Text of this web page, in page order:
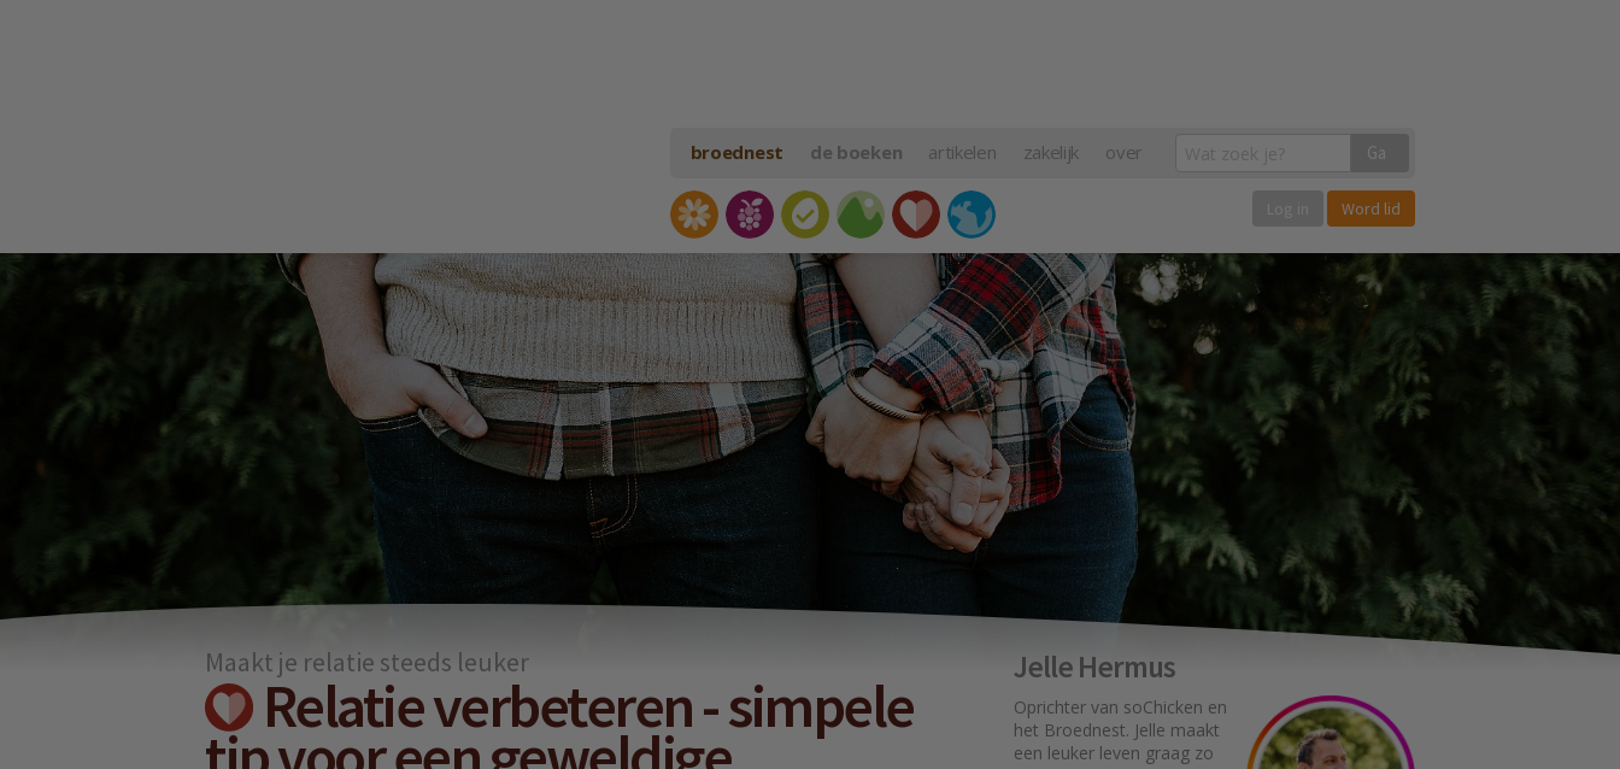
broednest de boeken artikelen zakelijk over Ga
Word lid
Maakt je relatie steeds leuker
Relatie verbeteren - simpele
Jelle Hermus
Oprichter van soChicken en
het Broednest. Jelle maakt
een leuker leven graag zo